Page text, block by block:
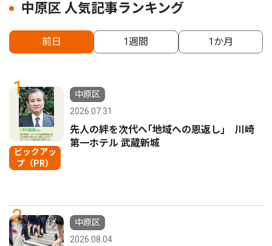
中原区 人気記事ランキング
前日 1週間 1か月
1
ピックアッ
プ（PR）
中原区
2026.07.31
先人の絆を次代へ｢地域への恩返し｣ 川崎
第一ホテル 武蔵新城
2
中原区
2026.08.04